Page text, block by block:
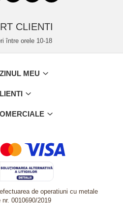
CLIENTI
între orele 10-18
MEU
de operatiuni cu metale
nr. 0010690/2019